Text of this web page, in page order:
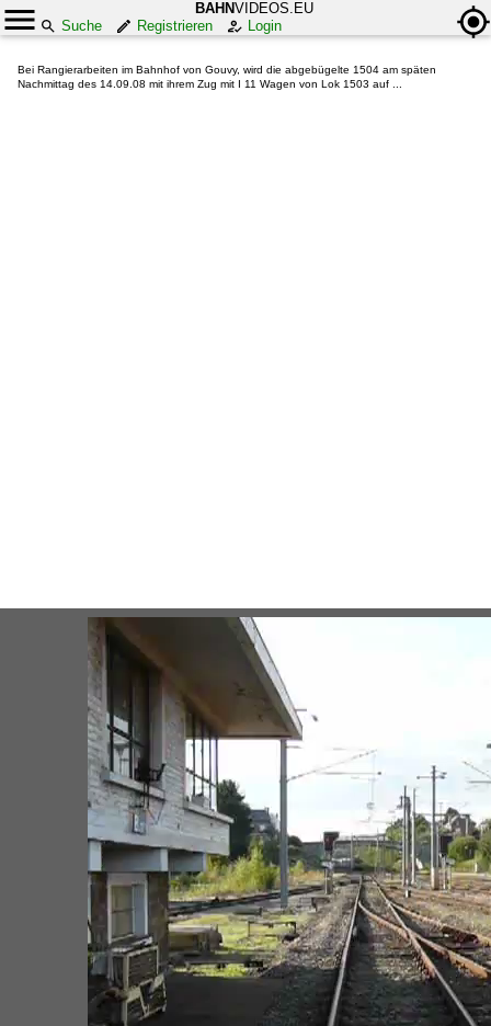
BAHNVIDEOS.EU
Suche
Registrieren Login
Bei Rangierarbeiten im Bahnhof von Gouvy, wird die abgebügelte 1504 am späten
Nachmittag des 14.09.08 mit ihrem Zug mit I 11 Wagen von Lok 1503 auf ...